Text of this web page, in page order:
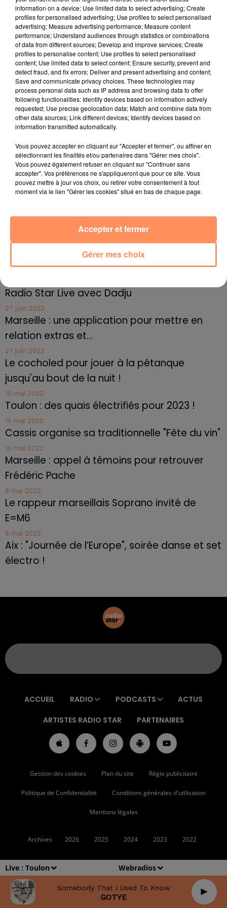
Live : Toulon Webradios
Somebody That I Used To Know
GOTYE
Privilégier le masque en tissu
Alors qu'"une pléthore d'affirmations souvent
contradictoires entretient la confusion générale", elle
recommande "que l'obligation du port du masque,
systématiquement associée aux mesures de
distanciation, soit instaurée dans tous les lieux
publics, clos et ouverts, selon des règles faciles à
comprendre, à appliquer et à contrôler" et "qu'une
information claire et simplifiée sur l'usage des
masques soit largement diffusée".
Comme le Haut conseil de la santé publique (HCSP),
l'académie estime aussi que les masques grand public
réutilisables doivent être privilégiés dans l'espace
public, "pour d'évidentes raisons économiques et
Radio Star Live avec Dadju
27 juin 2022
Marseille : une application pour mettre en
relation extras et...
27 juin 2022
Le cocholed pour jouer à la pétanque
jusqu'au bout de la nuit !
10 mai 2022
Toulon : des quais électrifiés pour 2023 !
10 mai 2022
Cassis organise sa traditionnelle "Fête du vin"
10 mai 2022
Marseille : appel à témoins pour retrouver
Frédéric Pache
8 mai 2022
Le rappeur marseillais Soprano invité de
E=M6
8 mai 2022
Aix : "Journée de l’Europe", soirée danse et set
électro !
ACCUEIL RADIO PODCASTS ACTUS
ARTISTES RADIO STAR PARTENAIRES
Gestion des cookies Plan du site Régie publicitaire
Politique de Confidentialité Conditions générales d'utilisation
Mentions légales
Archives 2026 2025 2024 2023 2022
information on a device; Use limited data to select advertising; Create
profiles for personalised advertising; Use profiles to select personalised
advertising; Measure advertising performance; Measure content
performance; Understand audiences through statistics or combinations
of data from different sources; Develop and improve services; Create
profiles to personalise content; Use profiles to select personalised
content; Use limited data to select content; Ensure security, prevent and
detect fraud, and fix errors; Deliver and present advertising and content;
Save and communicate privacy choices. These technologies may
process personal data such as IP address and browsing data to offer
following functionalities: Identify devices based on information actively
requested; Use precise geolocation data; Match and combine data from
other data sources; Link different devices; Identify devices based on
information transmitted automatically.
Vous pouvez accepter en cliquant sur "Accepter et fermer", ou affiner en
sélectionnant les finalités et/ou partenaires dans "Gérer mes choix".
Vous pouvez également refuser en cliquant sur "Continuer sans
accepter". Vos préférences ne s'appliqueront que pour ce site. Vous
pouvez mettre à jour vos choix, ou retirer votre consentement à tout
moment via le lien "Gérer les cookies" situé en bas de chaque page.
Gérer mes choix
Accepter et fermer